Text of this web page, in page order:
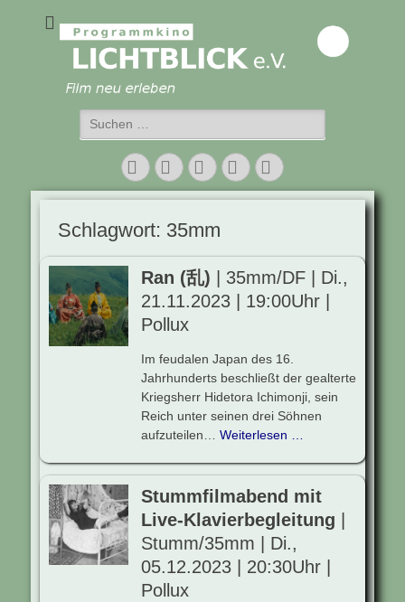
Programmkino
Lichtblick e.V.
Suchen
nach:
Facebook
Twitter
E-
Mail
VimeoInstagram
Schlagwort: 35mm
Ran (乱) | 35mm/DF | Di.,
21.11.2023 | 19:00Uhr |
Pollux
Im feudalen Japan des 16.
Jahrhunderts beschließt der gealterte
Kriegsherr Hidetora Ichimonji, sein
Reich unter seinen drei Söhnen
aufzuteilen… Weiterlesen …
Stummfilmabend mit
Live-Klavierbegleitung
Stumm/35mm | Di.,
05.12.2023 | 20:30Uhr |
Pollux